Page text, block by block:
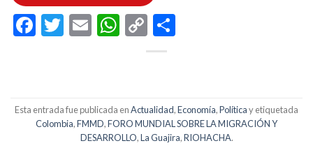
Facebook
Twitter
EmailWhatsApp
Copy
Link
Esta entrada fue publicada enActualidad,Economía,Políticay etiquetada
Colombia,FMMD,FORO MUNDIAL SOBRE LA MIGRACIÓN Y
DESARROLLO,La Guajira,RIOHACHA.